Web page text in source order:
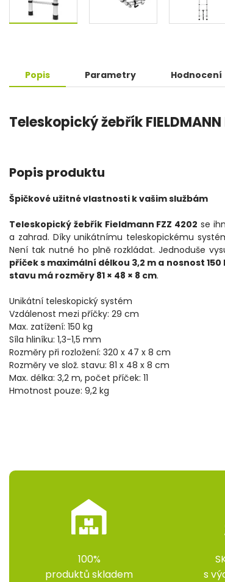
Popis Parametry Hodnocení
Teleskopický žebřík FIELDMANN
Popis produktu
Špičkové užitné vlastnosti k vašim službám
Teleskopický žebřík Fieldmann FZZ 4202 se
a zahrad. Díky unikátnímu teleskopickému
Není tak nutné ho plně rozkládat. Jednoduše
příček s maximální délkou 3,2 m a nosnost 150
stavu má rozměry 81 × 48 × 8 cm.
Unikátní teleskopický systém
Vzdálenost mezi příčky: 29 cm
Max. zatížení: 150 kg
Síla hliníku: 1,3-1,5 mm
Rozměry při rozložení: 320 x 47 x 8 cm
Rozměry ve slož. stavu: 81 x 48 x 8 cm
Max. délka: 3,2 m, počet příček: 11
Hmotnost pouze: 9,2 kg
100%
produktů skladem
s